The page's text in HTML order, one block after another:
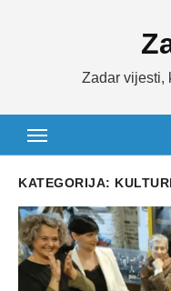
Zadar vijesti,
KATEGORIJA: